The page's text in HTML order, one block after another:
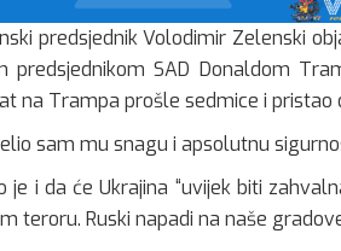
predsjednik Volodimir Zelenski
predsjednikom SAD Donaldom
na Trampa prošle sedmice i pristao
sam mu snagu i apsolutnu
je i da će Ukrajina “uvijek biti
teroru. Ruski napadi na naše